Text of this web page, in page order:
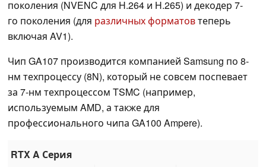
поколения (NVENC для H.264 и H.265) и декодер 7-
го поколения (для различных форматовтеперь
включая AV1).
Чип GA107 производится компанией Samsung по 8-
нм техпроцессу (8N), который не совсем поспевает
за 7-нм техпроцессом TSMC (например,
используемым AMD, а также для
профессионального чипа GA100 Ampere).
RTX A Серия